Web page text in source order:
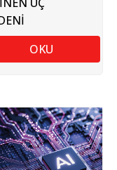
OKU